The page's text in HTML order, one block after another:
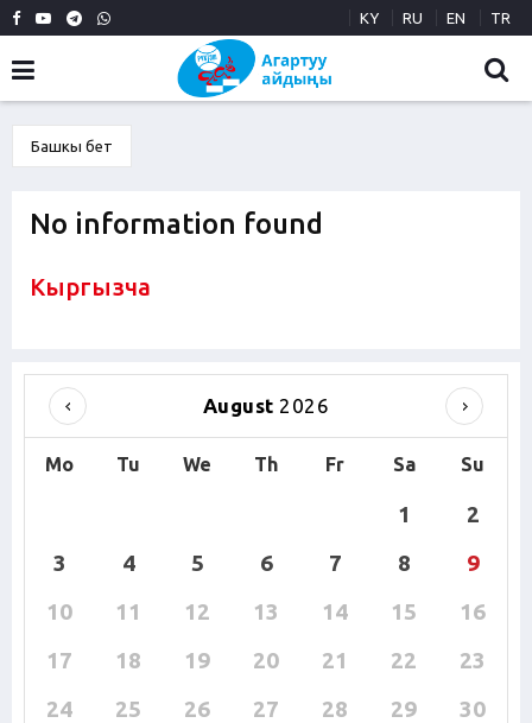
KY RU EN TR
Башкы бет
No information found
Кыргызча
August 2026
Mo Tu We Th Fr Sa Su
1
2
3
4 5 6 7 8
9
10
11 12 13 14 15
16
17
18 19 20 21 22
23
24
25 26 27 28 29
30